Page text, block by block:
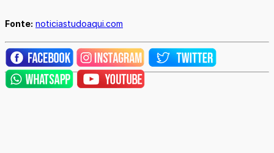
Fonte: noticiastudoaqui.com